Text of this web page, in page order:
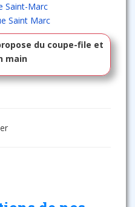
Saint-Marc
Saint Marc
du coupe-file et
main